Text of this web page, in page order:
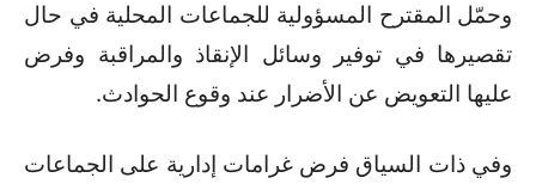
وحمّل المقترح المسؤولية للجماعات المحلية في حال
تقصيرها في توفير وسائل الإنقاذ والمراقبة وفرض
عليها التعويض عن الأضرار عند وقوع الحوادث.
وفي ذات السياق فرض غرامات إدارية على الجماعات